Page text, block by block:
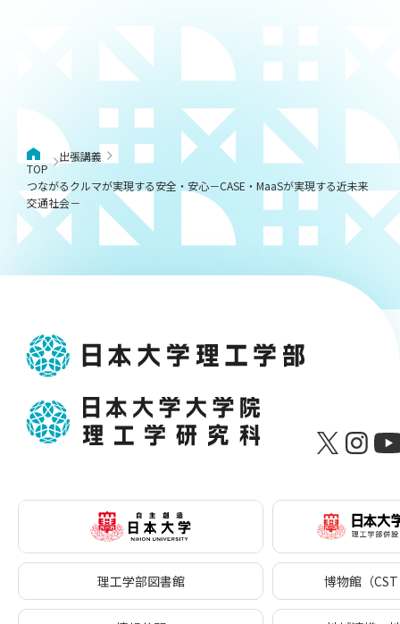
TOP
出張講義
つながるクルマが実現する安全・安心－CASE・MaaSが実現する近未来
交通社会－
理工学部図書館 博物館（